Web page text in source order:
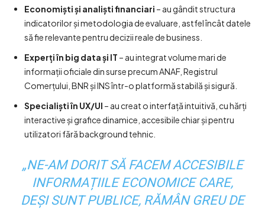
Economiști și analiști financiari – au gândit structura
indicatorilor și metodologia de evaluare, astfel încât datele
să fie relevante pentru decizii reale de business.
Experți în big data și IT – au integrat volume mari de
informații oficiale din surse precum ANAF, Registrul
Comerțului, BNR și INS într-o platformă stabilă și sigură.
Specialiști în UX/UI – au creat o interfață intuitivă, cu hărți
interactive și grafice dinamice, accesibile chiar și pentru
utilizatori fără background tehnic.
„NE-AM DORIT SĂ FACEM ACCESIBILE
INFORMAȚIILE ECONOMICE CARE,
DEȘI SUNT PUBLICE, RĂMÂN GREU DE